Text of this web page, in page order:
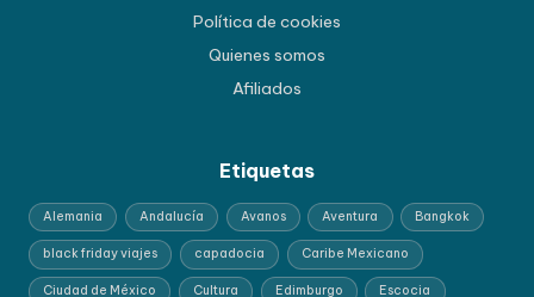
Política de cookies
Quienes somos
Afiliados
Etiquetas
Alemania Andalucía Avanos Aventura Bangkok
black friday viajes capadocia Caribe Mexicano
Ciudad de México Cultura Edimburgo Escocia